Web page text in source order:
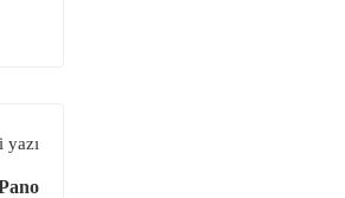
yazı